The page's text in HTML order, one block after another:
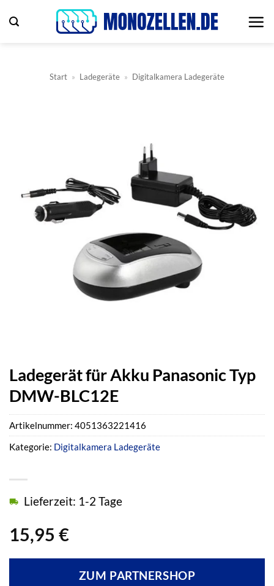
Inhalt
Start » Ladegeräte » Digitalkamera Ladegeräte
Ladegerät für Akku Panasonic Typ
DMW-BLC12E
15,95 €
Lieferzeit: 1-2 Tage
ZUM PARTNERSHOP
Artikelnummer: 4051363221416
Kategorie: Digitalkamera Ladegeräte